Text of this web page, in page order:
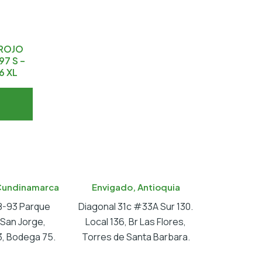
S –
XL
93 Parque
Jorge,
Bodega 75.
Envigado, Antioquia
Diagonal 31c #33A Sur 130.
Local 136, Br Las Flores,
Torres de Santa Barbara.